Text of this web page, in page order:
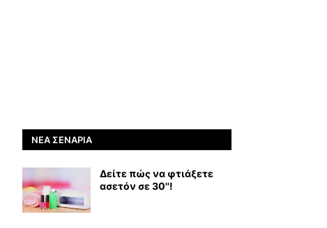
ΝΈΑ ΣΕΝΆΡΙΑ
Δείτε πώς να φτιάξετε
ασετόν σε 30''!